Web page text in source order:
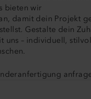
bieten wir
damit dein Projekt
Gestalte dein
uns – individuell,